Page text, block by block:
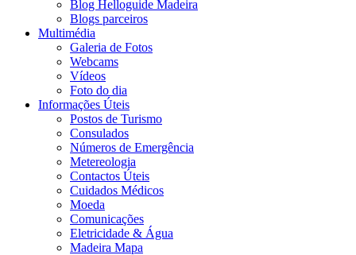
Blog Helloguide Madeira
Blogs parceiros
Multimédia
Galeria de Fotos
Webcams
Vídeos
Foto do dia
Informações Úteis
Postos de Turismo
Consulados
Números de Emergência
Metereologia
Contactos Úteis
Cuidados Médicos
Moeda
Comunicações
Eletricidade & Água
Madeira Mapa